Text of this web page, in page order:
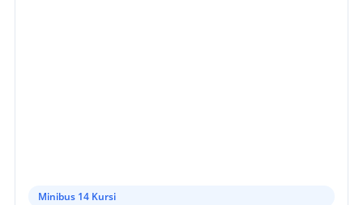
Minibus 14 Kursi